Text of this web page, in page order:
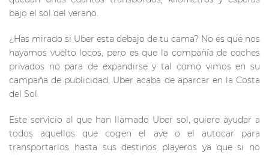
bajo el sol del verano.
¿Has mirado si Uber esta debajo de tu cama? No es que nos
hayamos vuelto locos, pero es que la compañía de coches
privados no para de expandirse y tal como vimos en su
campaña de publicidad, Uber acaba de aparcar en la Costa
del Sol.
Este servicio al que han llamado Uber sol, quiere ayudar a
todos aquellos que cogen el ave o el autocar para
transportarlos hasta sus destinos playeros ya que si no